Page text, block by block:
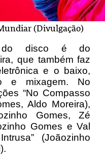
(Divulgação)
do disco é do
que também faz
e o baixo,
e mixagem. No
“No Compasso
Aldo Moreira),
Gomes, Zé
Gomes e Val
(Joãozinho